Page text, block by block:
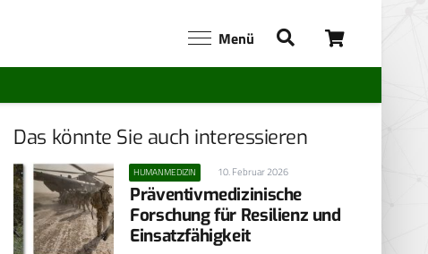
Menü
Das könnte Sie auch interessieren
HUMANMEDIZIN 10. Februar 2026
Präventivmedizinische
Forschung für Resilienz und
Einsatzfähigkeit